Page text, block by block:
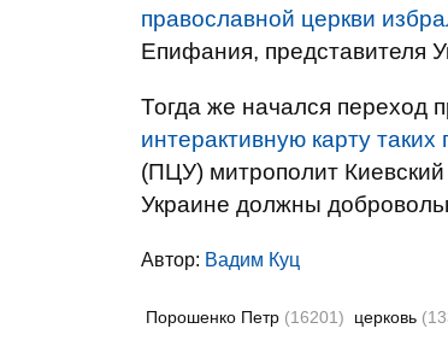
православной церкви
Епифания, представителя
Тогда же начался
интерактивную карту таких
(ПЦУ) митрополит
Украине должны
Автор: Вадим Куц
Порошенко Петр (16201) церковь